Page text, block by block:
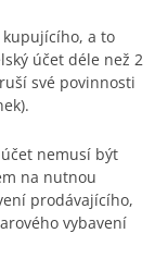
a to
účet déle než 2
své povinnosti
nemusí být
na nutnou
prodávajícího,
vybavení